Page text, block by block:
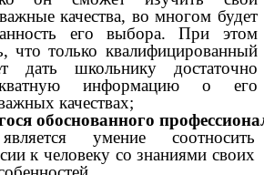
качества, во многом будет
его выбора. При этом
что только квалифицированный
дать школьнику достаточно
информацию о его
качествах;
обоснованного
умение соотносить
к человеку со знаниями своих